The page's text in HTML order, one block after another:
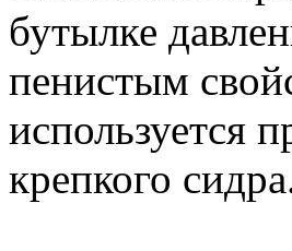
бутылке
пенистым
используется
крепкого